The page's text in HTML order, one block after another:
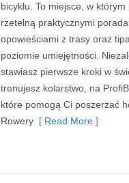
bicyklu. To miejsce, w
rzetelną praktycznymi
opowieściami z trasy oraz
poziomie umiejętności.
stawiasz pierwsze kroki w
trenujesz kolarstwo, na
które pomogą Ci poszerzać
Rowery [ Read More ]